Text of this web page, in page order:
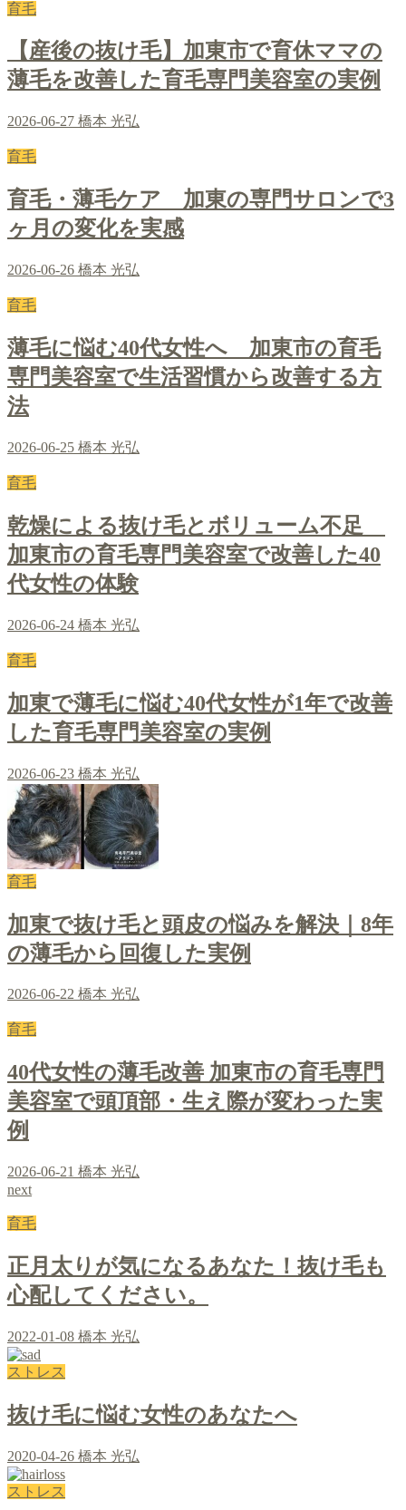
育毛
【産後の抜け毛】加東市で育休ママの
薄毛を改善した育毛専門美容室の実例
2026-06-27 橋本 光弘
育毛
育毛・薄毛ケア 加東の専門サロンで3
ヶ月の変化を実感
2026-06-26 橋本 光弘
育毛
薄毛に悩む40代女性へ 加東市の育毛
専門美容室で生活習慣から改善する方
法
2026-06-25 橋本 光弘
育毛
乾燥による抜け毛とボリューム不足
加東市の育毛専門美容室で改善した40
代女性の体験
2026-06-24 橋本 光弘
育毛
加東で薄毛に悩む40代女性が1年で改善
した育毛専門美容室の実例
2026-06-23 橋本 光弘
育毛
加東で抜け毛と頭皮の悩みを解決｜8年
の薄毛から回復した実例
2026-06-22 橋本 光弘
育毛
40代女性の薄毛改善 加東市の育毛専門
美容室で頭頂部・生え際が変わった実
例
2026-06-21 橋本 光弘
next
育毛
正月太りが気になるあなた！抜け毛も
心配してください。
2022-01-08 橋本 光弘
ストレス
抜け毛に悩む女性のあなたへ
2020-04-26 橋本 光弘
ストレス